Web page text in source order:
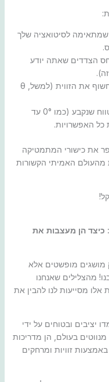
שמתאימה לסיטואציה שלך
הצדדים שאתה יודע
השתמש בפונקציה ההפוכה כדי לחשוף את הזווית (למשל, θ
חקור את כל הזוויות האפשריות בטווח שנקבע (כמו 0° עד
את כישורי המתמטיקה
מהעולם האמיתי הקשורות
כיצד הן מעצבות את
מושגים מופשטים אלא
מהצלילים שאנחנו
אלו מסייעות לנו להבין את
יציבים ובטוחים על ידי
מנווטים בעולם, הן מדריכות
זוויות ומרחקים